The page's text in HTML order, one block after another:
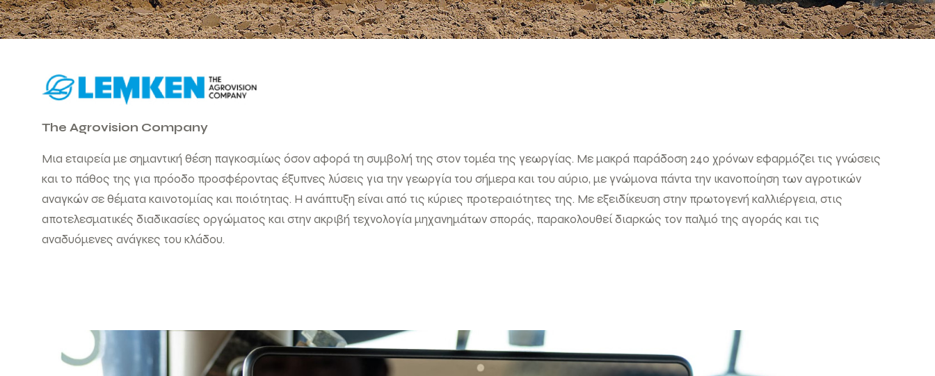
The Agrovision Company
Μια εταιρεία με σημαντική θέση παγκοσμίως όσον αφορά τη συμβολή της στον τομέα της γεωργίας. Με μακρά παράδοση 240 χρόνων εφαρμόζει τις γνώσεις
και το πάθος της για πρόοδο προσφέροντας έξυπνες λύσεις για την γεωργία του σήμερα και του αύριο, με γνώμονα πάντα την ικανοποίηση των αγροτικών
αναγκών σε θέματα καινοτομίας και ποιότητας. Η ανάπτυξη είναι από τις κύριες προτεραιότητες της. Με εξειδίκευση στην πρωτογενή καλλιέργεια, στις
αποτελεσματικές διαδικασίες οργώματος και στην ακριβή τεχνολογία μηχανημάτων σποράς, παρακολουθεί διαρκώς τον παλμό της αγοράς και τις
αναδυόμενες ανάγκες του κλάδου.